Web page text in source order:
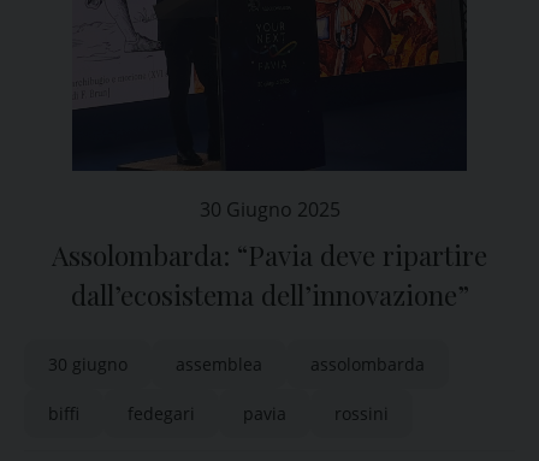
30 Giugno 2025
Assolombarda: “Pavia deve ripartire
dallʼecosistema dellʼinnovazione”
30 giugno assemblea assolombarda
biffi fedegari pavia rossini